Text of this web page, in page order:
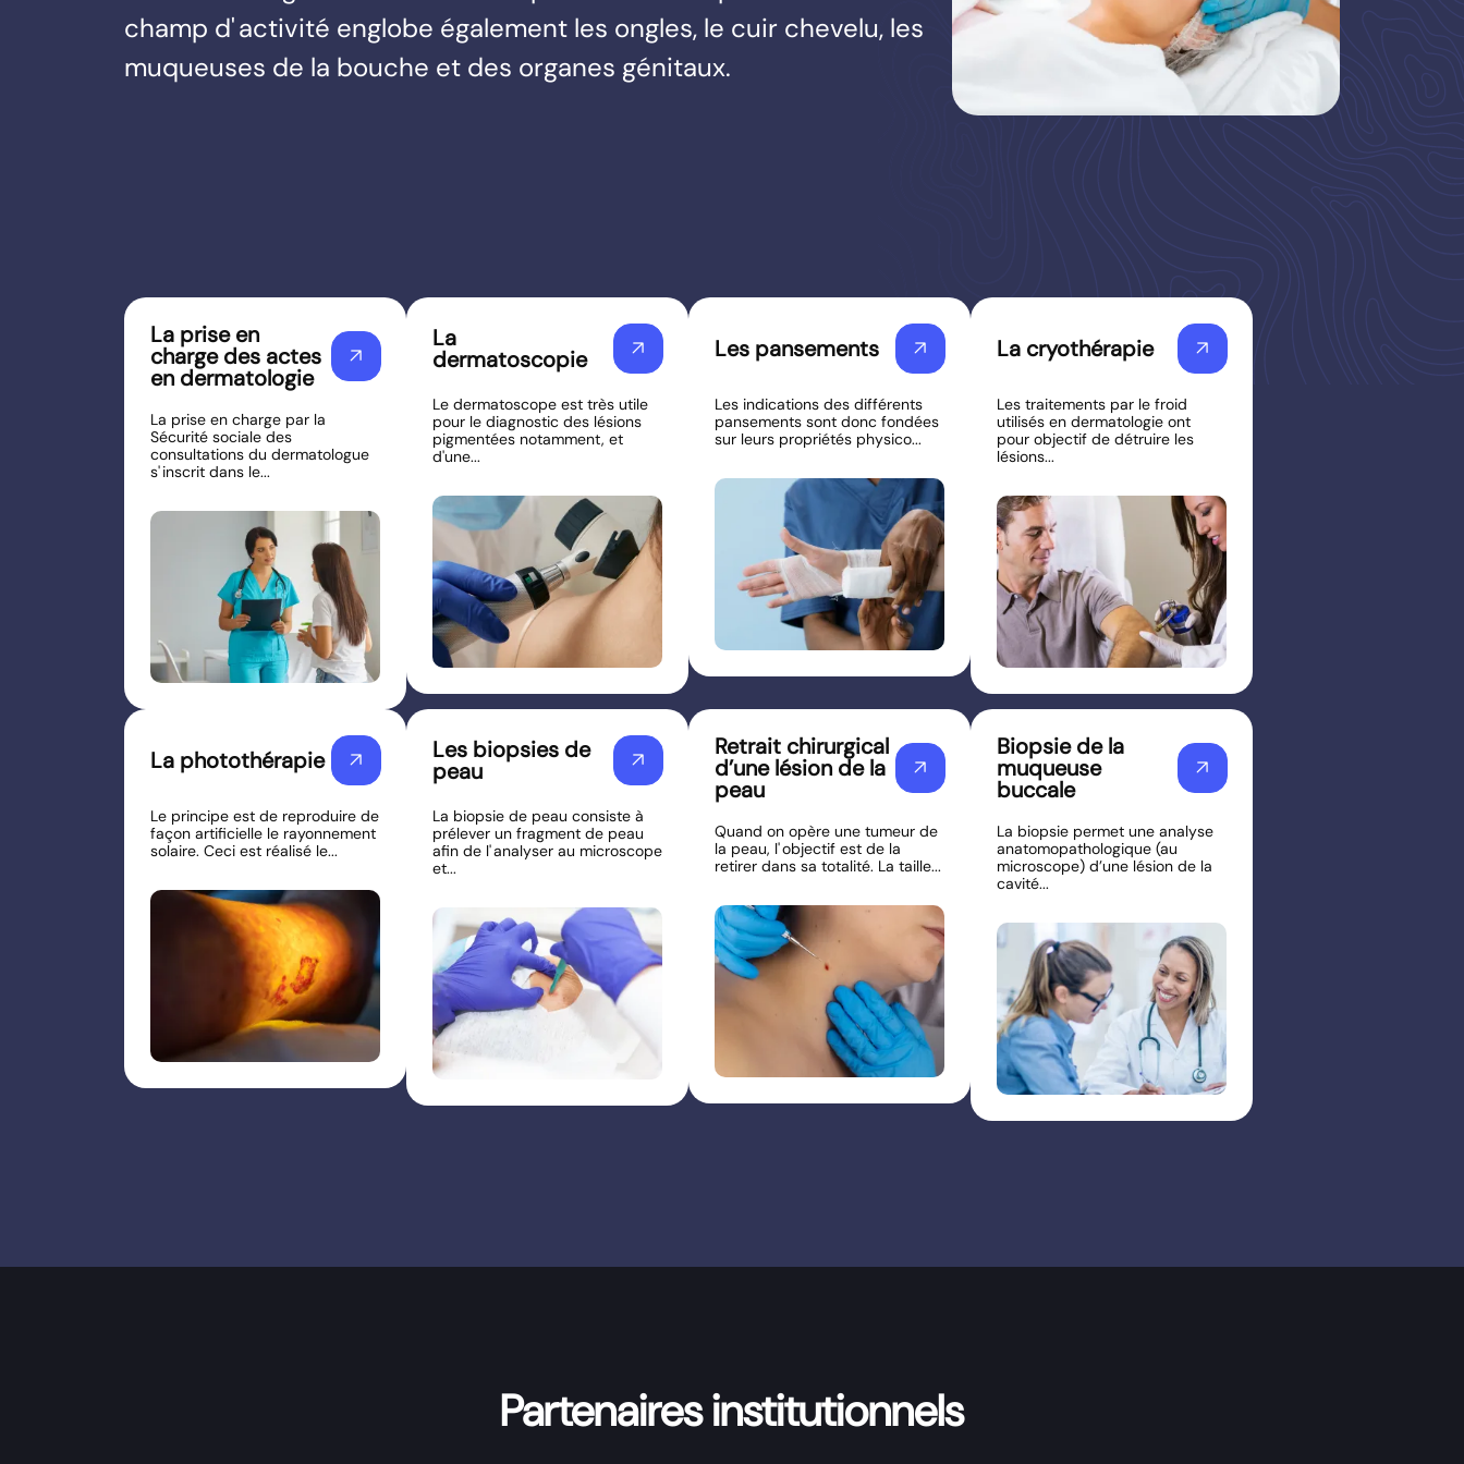
champ d' activité englobe également les ongles, le cuir chevelu, les
muqueuses de la bouche et des organes génitaux.
La prise en
charge des actes
en dermatologie
arrow_outward
La prise en charge par la
Sécurité sociale des
consultations du dermatologue
s' inscrit dans le...
La
dermatoscopie arrow_outward
Le dermatoscope est très utile
pour le diagnostic des lésions
pigmentées notamment, et
d'une...
Les pansements arrow_outward
Les indications des différents
pansements sont donc fondées
sur leurs propriétés physico...
La cryothérapie arrow_outward
Les traitements par le froid
utilisés en dermatologie ont
pour objectif de détruire les
lésions...
La photothérapie arrow_outward
Le principe est de reproduire de
façon artificielle le rayonnement
solaire. Ceci est réalisé le...
Les biopsies de
peau arrow_outward
La biopsie de peau consiste à
prélever un fragment de peau
afin de l' analyser au microscope
et...
Retrait chirurgical
d’une lésion de la
peau
arrow_outward
Quand on opère une tumeur de
la peau, l' objectif est de la
retirer dans sa totalité. La taille...
Biopsie de la
muqueuse
buccale
arrow_outward
La biopsie permet une analyse
anatomopathologique (au
microscope) d’une lésion de la
cavité...
Partenaires institutionnels